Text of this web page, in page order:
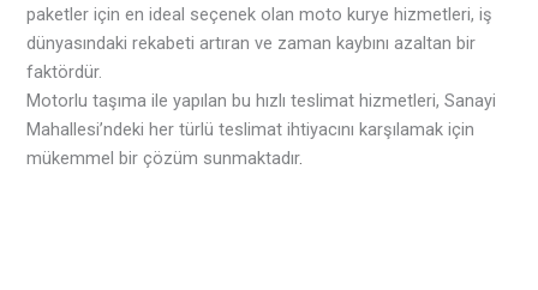
paketler için en ideal seçenek olan moto kurye hizmetleri, iş
dünyasındaki rekabeti artıran ve zaman kaybını azaltan bir
faktördür.
Motorlu taşıma ile yapılan bu hızlı teslimat hizmetleri, Sanayi
Mahallesi’ndeki her türlü teslimat ihtiyacını karşılamak için
mükemmel bir çözüm sunmaktadır.